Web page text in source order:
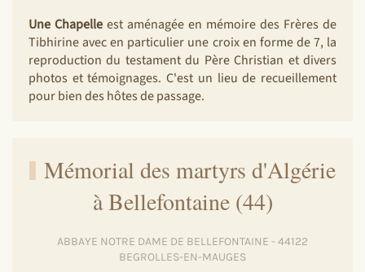
Une Chapelle est aménagée en mémoire des Frères de
Tibhirine avec en particulier une croix en forme de 7, la
reproduction du testament du Père Christian et divers
photos et témoignages. C'est un lieu de recueillement
pour bien des hôtes de passage.
Mémorial des martyrs d'Algérie
à Bellefontaine (44)
ABBAYE NOTRE DAME DE BELLEFONTAINE - 44122
BEGROLLES-EN-MAUGES